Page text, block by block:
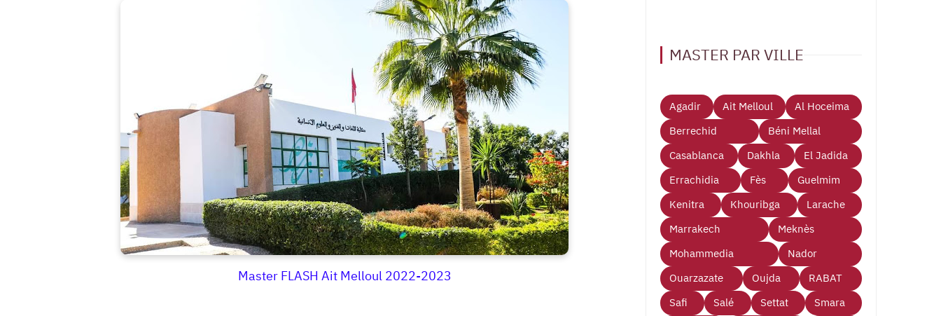
Master FLASH Ait Melloul 2022-2023
MASTER PAR VILLE
Agadir Ait Melloul
Al Hoceima
Berrechid
Béni Mellal
Casablanca
Dakhla
El Jadida
Errachidia
Fès
Guelmim
Kenitra
Khouribga
Larache
Marrakech
Meknès
Mohammedia
Nador
Ouarzazate
Oujda
RABAT
Safi
Salé Settat
Smara